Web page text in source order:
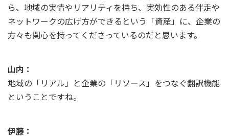
ら、地域の実情やリアリティを持ち、実効性のある伴走や
ネットワークの広げ方ができるという「資産」に、企業の
方々も関心を持ってくださっているのだと思います。
山内：
地域の「リアル」と企業の「リソース」をつなぐ翻訳機能
ということですね。
伊藤：